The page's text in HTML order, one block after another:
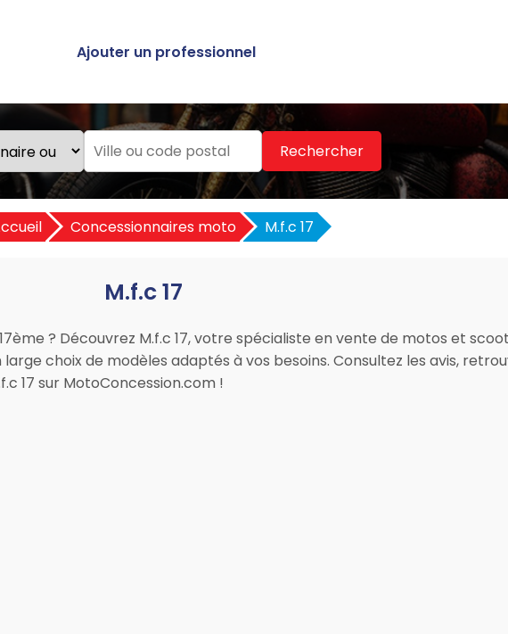
Ajouter un professionnel
Rechercher
Concessionnaires moto M.f.c 17
M.f.c 17
? Découvrez M.f.c 17, votre spécialiste en vente de motos et
choix de modèles adaptés à vos besoins. Consultez les avis,
17 sur MotoConcession.com !